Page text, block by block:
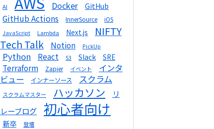
AI Docker GitHub
GitHub Actions InnerSource iOS
JavaScript Lambda Next.js
NIFTY
Tech Talk
Notion PickUp
Python React S3 Slack SRE
Terraform Zapier イベント
インタ
ビュー
インナーソース スクラム
スクラムマスター ハッカソン
リ
レーブログ
初心者向け
新卒 登壇